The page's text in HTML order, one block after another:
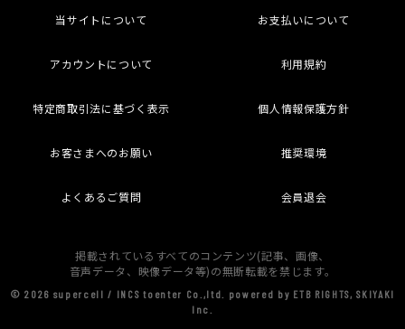
当サイトについて お支払いについて
アカウントについて 利用規約
特定商取引法に基づく表示 個人情報保護方針
お客さまへのお願い 推奨環境
よくあるご質問 会員退会
掲載されているすべてのコンテンツ(記事、画像、
音声データ、映像データ等)の無断転載を禁じます。
© 2026 supercell / INCS toenter Co.,ltd. powered by ETB RIGHTS, SKIYAKI
Inc.